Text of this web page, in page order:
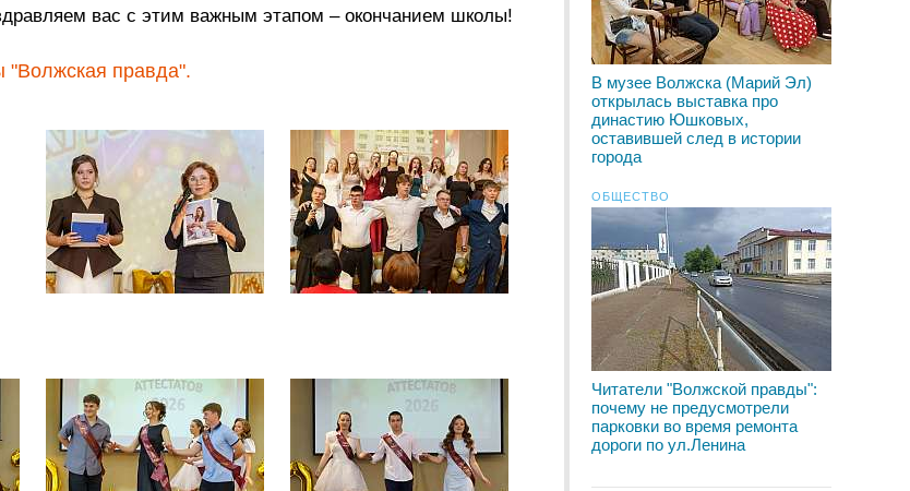
вас с этим важным этапом – окончанием школы!
"Волжская правда".
В музее Волжска (Марий Эл)
открылась выставка про
династию Юшковых,
оставившей след в истории
города
ОБЩЕСТВО
Читатели "Волжской правды":
почему не предусмотрели
парковки во время ремонта
дороги по ул.Ленина